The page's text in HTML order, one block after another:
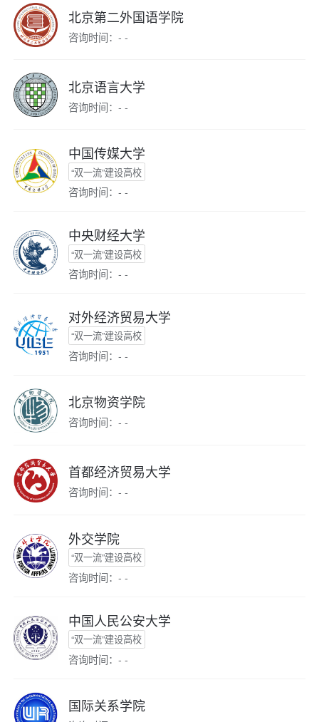
北京第二外国语学院
咨询时间：- -
北京语言大学
咨询时间：- -
中国传媒大学
“双一流”建设高校
咨询时间：- -
中央财经大学
“双一流”建设高校
咨询时间：- -
对外经济贸易大学
“双一流”建设高校
咨询时间：- -
北京物资学院
咨询时间：- -
首都经济贸易大学
咨询时间：- -
外交学院
“双一流”建设高校
咨询时间：- -
中国人民公安大学
“双一流”建设高校
咨询时间：- -
国际关系学院